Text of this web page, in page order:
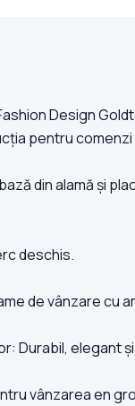
Design
pentru comenzi
din alamă și
deschis.
de vânzare cu
Durabil, elegant și
vânzarea en